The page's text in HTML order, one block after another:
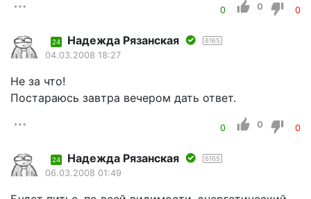
0 0 0
24 Надежда Рязанская 6165
04.03.2008 18:27
Не за что!
Постараюсь завтра вечером дать ответ.
0 0 0
24 Надежда Рязанская 6165
06.03.2008 01:49